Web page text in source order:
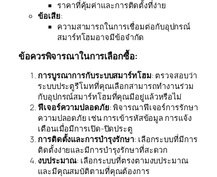
ราคาที่คุ้มค่าและการติดตั้งที่ง่าย
ข้อเสีย:
ความสามารถในการเชื่อมต่อกับอุปกรณ์
สมาร์ทโฮมอาจมีข้อจำกัด
ข้อควรพิจารณาในการเลือกซื้อ:
การบูรณาการกับระบบสมาร์ทโฮม: ตรวจสอบว่า
ระบบประตูรีโมทที่คุณเลือกสามารถทำงานร่วม
กับอุปกรณ์สมาร์ทโฮมที่คุณมีอยู่แล้วหรือไม่
ฟีเจอร์ความปลอดภัย: พิจารณาฟีเจอร์การรักษา
ความปลอดภัย เช่น การเข้ารหัสข้อมูล การแจ้ง
เตือนเมื่อมีการเปิด-ปิดประตู
การติดตั้งและการบำรุงรักษา: เลือกระบบที่มีการ
ติดตั้งง่ายและมีการบำรุงรักษาที่สะดวก
งบประมาณ: เลือกระบบที่ตรงตามงบประมาณ
และมีคุณสมบัติตามที่คุณต้องการ